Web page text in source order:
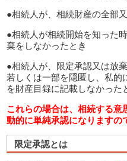
●相続人が、相続財産の全部
●相続人が相続開始を知った
棄をしなかったとき
●相続人が、限定承認又は放
若しくは一部を隠匿し、私的
を財産目録に記載しなかった
これらの場合は、相続する意
動的に単純承認になりますの
限定承認とは